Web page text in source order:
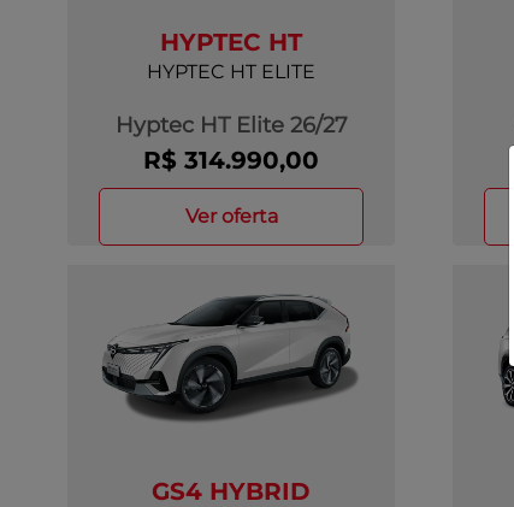
HYPTEC HT
HYPTEC HT ELITE
Hyptec HT Elite 26/27
R$ 314.990,00
ver oferta
GS4 HYBRID